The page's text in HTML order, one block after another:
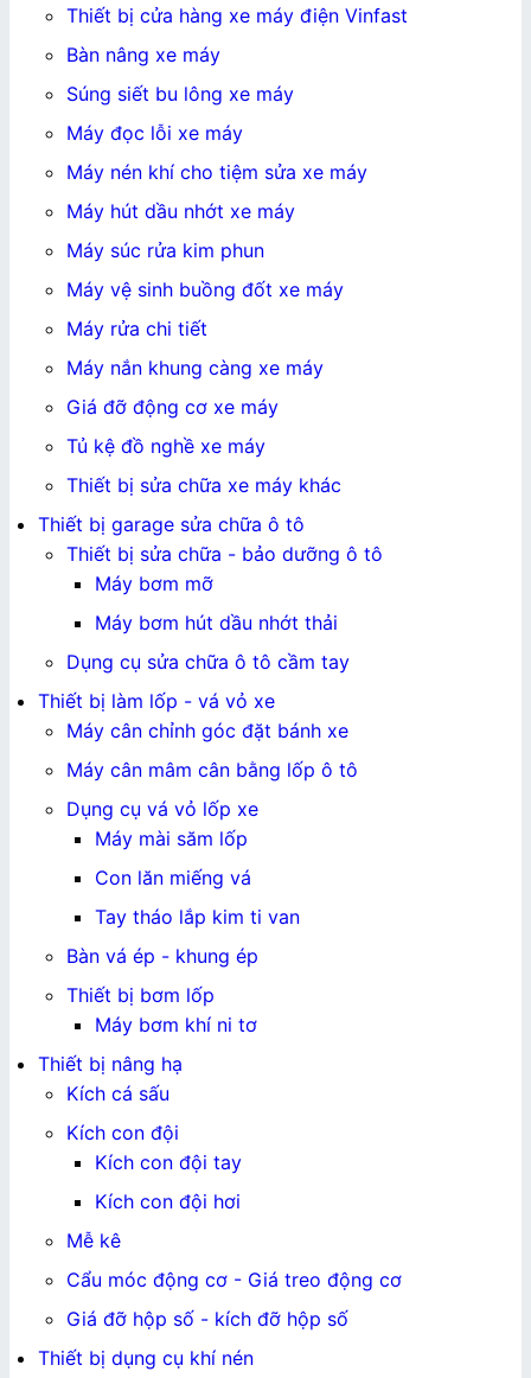
Thiết bị cửa hàng xe máy điện Vinfast
Bàn nâng xe máy
Súng siết bu lông xe máy
Máy đọc lỗi xe máy
Máy nén khí cho tiệm sửa xe máy
Máy hút dầu nhớt xe máy
Máy súc rửa kim phun
Máy vệ sinh buồng đốt xe máy
Máy rửa chi tiết
Máy nắn khung càng xe máy
Giá đỡ động cơ xe máy
Tủ kệ đồ nghề xe máy
Thiết bị sửa chữa xe máy khác
Thiết bị garage sửa chữa ô tô
Thiết bị sửa chữa - bảo dưỡng ô tô
Máy bơm mỡ
Máy bơm hút dầu nhớt thải
Dụng cụ sửa chữa ô tô cầm tay
Thiết bị làm lốp - vá vỏ xe
Máy cân chỉnh góc đặt bánh xe
Máy cân mâm cân bằng lốp ô tô
Dụng cụ vá vỏ lốp xe
Máy mài săm lốp
Con lăn miếng vá
Tay tháo lắp kim ti van
Bàn vá ép - khung ép
Thiết bị bơm lốp
Máy bơm khí ni tơ
Thiết bị nâng hạ
Kích cá sấu
Kích con đội
Kích con đội tay
Kích con đội hơi
Mễ kê
Cẩu móc động cơ - Giá treo động cơ
Giá đỡ hộp số - kích đỡ hộp số
Thiết bị dụng cụ khí nén